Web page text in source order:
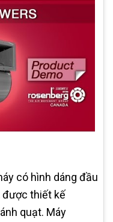
có hình dáng đầu
được thiết kế
quạt. Máy